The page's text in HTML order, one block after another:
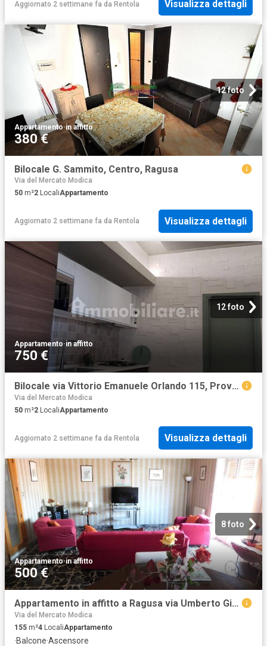
Aggiornato 2 settimane fa da Rentola Visualizza dettagli
12 foto
Appartamento·in affitto
380 €
Bilocale G. Sammito, Centro, Ragusa
Via del Mercato Modica
50 m²2 LocaliAppartamento
Aggiornato 2 settimane fa da Rentola Visualizza dettagli
12 foto
Appartamento·in affitto
750 €
Bilocale via Vittorio Emanuele Orlando 115, Province Veneto, Catania
Via del Mercato Modica
50 m²2 LocaliAppartamento
Aggiornato 2 settimane fa da Rentola Visualizza dettagli
8 foto
Appartamento·in affitto
500 €
Appartamento in affitto a Ragusa via Umberto Giordano, arredato, ascensore, vicinanze negozi TrovaCasa
Via del Mercato Modica
155 m²4 LocaliAppartamento
·Balcone·Ascensore